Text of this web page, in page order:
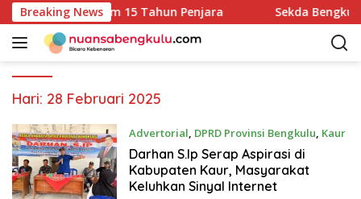
a
Breaking News
Pelaku Terancam 15 Tahun Penjara Sekda Bengkulu
Hari: 28 Februari 2025
Advertorial, DPRD Provinsi Bengkulu, Kaur
Februari 28, 2025
Darhan S.Ip Serap Aspirasi di
Kabupaten Kaur, Masyarakat
Keluhkan Sinyal Internet